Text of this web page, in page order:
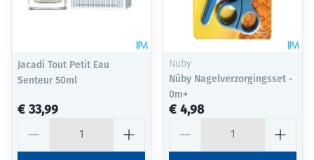
Jacadi Tout Petit Eau
Senteur 50ml
€ 33,99
Nuby
Nûby Nagelverzorgingsset -
0m+
€ 4,98